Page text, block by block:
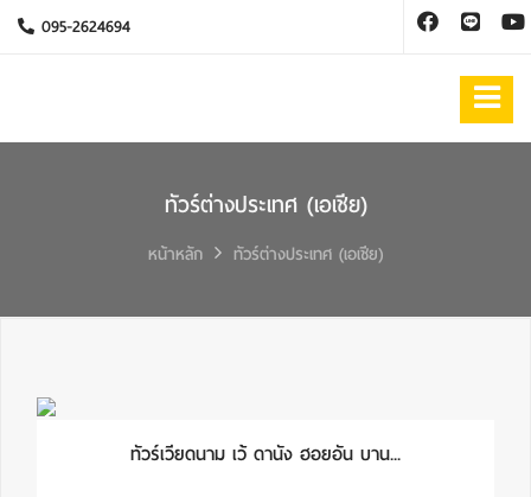
095-2624694
ทัวร์ต่างประเทศ (เอเชีย)
หน้าหลัก ทัวร์ต่างประเทศ (เอเชีย)
ทัวร์เวียดนาม เว้ ดานัง ฮอยอัน บาน...